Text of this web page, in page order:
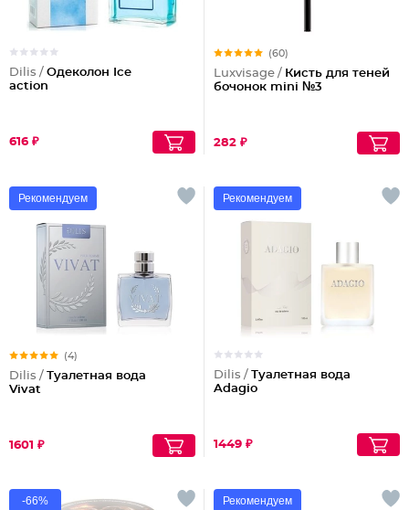
Dilis / Одеколон Ice
action
616 ₽
(60)
Luxvisage / Кисть для теней
бочонок mini №3
282 ₽
Рекомендуем
(4)
Dilis / Туалетная вода
Vivat
1601 ₽
Рекомендуем
Dilis / Туалетная вода
Adagio
1449 ₽
-66% Рекомендуем